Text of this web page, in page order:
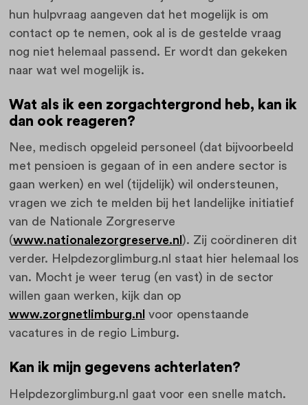
hun hulpvraag aangeven dat het mogelijk is om
contact op te nemen, ook al is de gestelde vraag
nog niet helemaal passend. Er wordt dan gekeken
naar wat wel mogelijk is.
Wat als ik een zorgachtergrond heb, kan ik
dan ook reageren?
Nee, medisch opgeleid personeel (dat bijvoorbeeld
met pensioen is gegaan of in een andere sector is
gaan werken) en wel (tijdelijk) wil ondersteunen,
vragen we zich te melden bij het landelijke initiatief
van de Nationale Zorgreserve
(www.nationalezorgreserve.nl ). Zij coördineren dit
verder. Helpdezorglimburg.nl staat hier helemaal los
van. Mocht je weer terug (en vast) in de sector
willen gaan werken, kijk dan op
www.zorgnetlimburg.nl voor openstaande
vacatures in de regio Limburg.
Kan ik mijn gegevens achterlaten?
Helpdezorglimburg.nl gaat voor een snelle match.